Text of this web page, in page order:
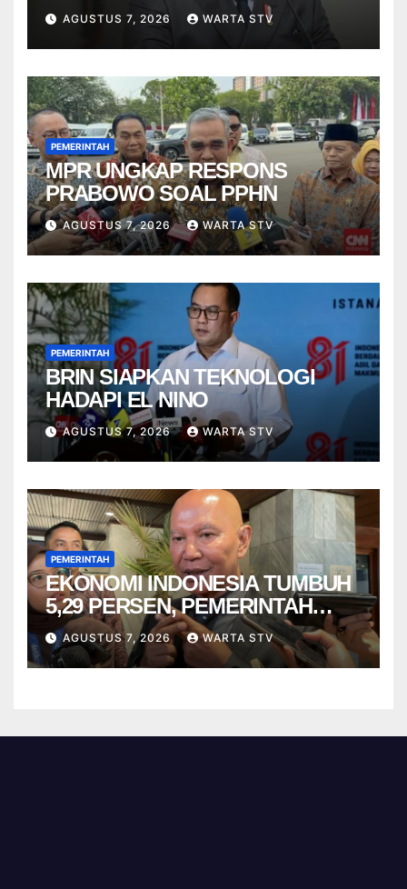
AGUSTUS 7, 2026 WARTA STV
PEMERINTAH
MPR UNGKAP RESPONS
PRABOWO SOAL PPHN
AGUSTUS 7, 2026 WARTA STV
PEMERINTAH
BRIN SIAPKAN TEKNOLOGI
HADAPI EL NINO
AGUSTUS 7, 2026 WARTA STV
PEMERINTAH
EKONOMI INDONESIA TUMBUH
5,29 PERSEN, PEMERINTAH
DIMINTA TAK CEPAT PUAS
AGUSTUS 7, 2026 WARTA STV